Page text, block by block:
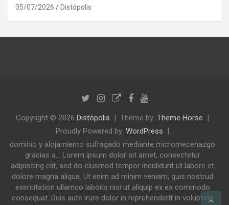
05/07/2026 Distópolis
Copyright © 2026 Distópolis Theme by: Theme Horse
Proudly Powered by: WordPress
dominio y alojamiento sufragado mediante micromecenazgo
gracias a... Lorem ipsum dolor sit amet, consectetur
adipiscing elit, sed do eiusmod tempor incididunt ut labore et
dolore magna aliqua. Ut enim ad minim veniam, quis nostrud
exercitation ullamco laboris nisi ut aliquip ex ea commodo
consequat. Duis aute irure dolor in reprehenderit in voluptate